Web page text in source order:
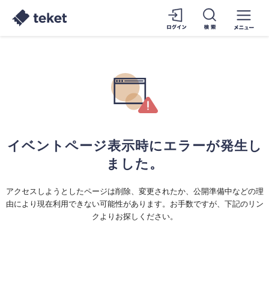
イベントページ表示時にエラーが発生し
ました。
アクセスしようとしたページは削除、変更されたか、公開準備中などの理
由により現在利用できない可能性があります。お手数ですが、下記のリン
クよりお探しください。